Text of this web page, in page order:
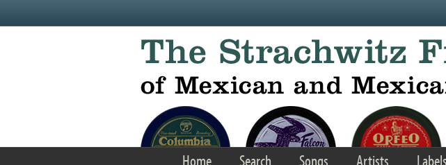
Home Search Songs Artists Labels